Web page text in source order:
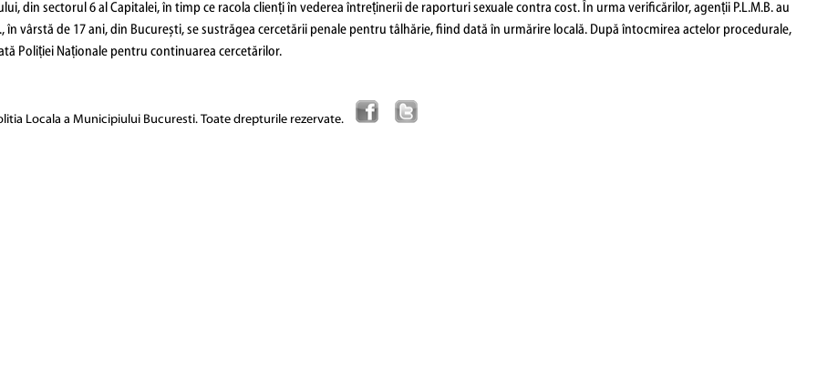
din sectorul 6 al Capitalei, în timp ce racola clienți în vederea întreținerii de raporturi sexuale contra cost. În urma verificărilor, agenții P.L.M.B. au
în vârstă de 17 ani, din București, se sustrăgea cercetării penale pentru tâlhărie, fiind dată în urmărire locală. După întocmirea actelor procedurale,
Poliției Naționale pentru continuarea cercetărilor.
Locala a Municipiului Bucuresti. Toate drepturile rezervate.